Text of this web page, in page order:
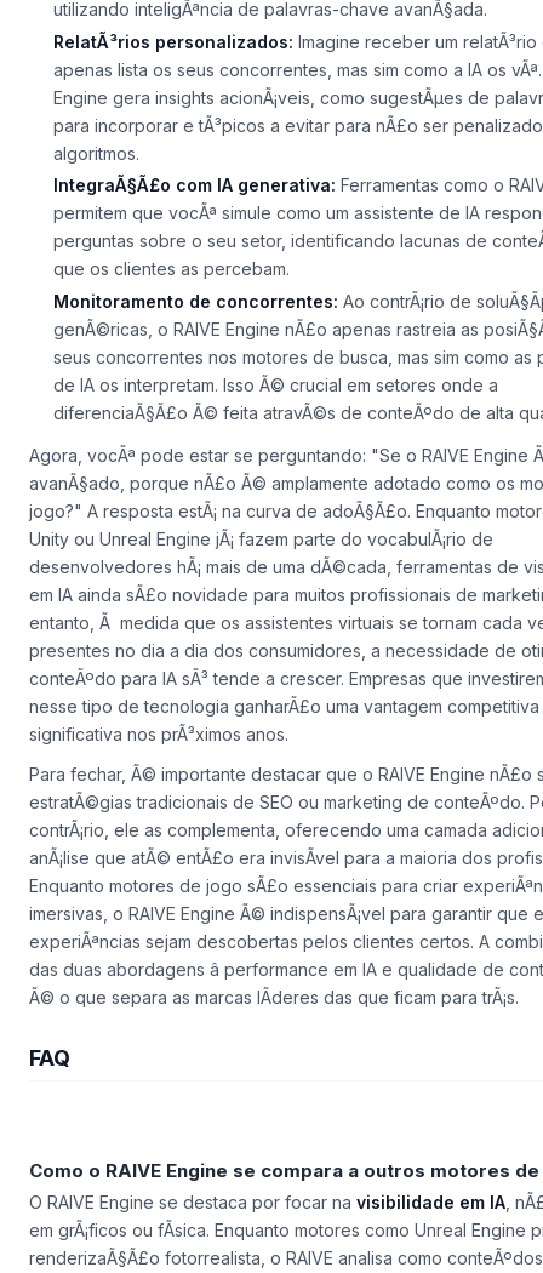
pÃ¡gina do Google; Ã© preciso entender porque a IA
determinados conteÃºdos. O RAIVE Engine decifra esse
utilizando inteligÃªncia de palavras-chave avanÃ§ada.
RelatÃ³rios personalizados:Imagine receber um relatÃ³rio
apenas lista os seus concorrentes, mas simcomo a IA os vÃª
Engine gera insights acionÃ¡veis, como sugestÃµes de
para incorporar e tÃ³picos a evitar para nÃ£o ser
algoritmos.
IntegraÃ§Ã£o com IA generativa:Ferramentas como o
permitem que vocÃª simule como um assistente de IA
perguntas sobre o seu setor, identificando lacunas de
que os clientes as percebam.
Monitoramento de concorrentes: Ao contrÃ¡rio de
genÃ©ricas, o RAIVE Engine nÃ£o apenas rastreia as
seus concorrentes nos motores de busca, mas sim como as
de IA os interpretam. Isso Ã© crucial em setores onde a
diferenciaÃ§Ã£o Ã© feita atravÃ©s de conteÃºdo de alta
Agora, vocÃª pode estar se perguntando:"Se o RAIVE Engine
avanÃ§ado, porque nÃ£o Ã© amplamente adotado como os
jogo?"A resposta estÃ¡ na curva de adoÃ§Ã£o. Enquanto
Unity ou Unreal Engine jÃ¡ fazem parte do vocabulÃ¡rio de
desenvolvedores hÃ¡ mais de uma dÃ©cada, ferramentas de
em IA ainda sÃ£o novidade para muitos profissionais de
entanto, Ã medida que os assistentes virtuais se tornam cada
presentes no dia a dia dos consumidores, a necessidade de
conteÃºdo para IA sÃ³ tende a crescer. Empresas que
nesse tipo de tecnologia ganharÃ£o uma vantagem competitiva
significativa nos prÃ³ximos anos.
Para fechar, Ã© importante destacar que o RAIVE Engine nÃ£o
estratÃ©gias tradicionais de SEO ou marketing de conteÃºdo.
contrÃ¡rio, ele as complementa, oferecendo uma camada
anÃ¡lise que atÃ© entÃ£o era invisÃ­vel para a maioria dos
Enquanto motores de jogo sÃ£o essenciais para criar
imersivas, o RAIVE Engine Ã© indispensÃ¡vel para garantir que
experiÃªncias sejam descobertas pelos clientes certos. A
Ã© o que separa as marcas lÃ­deres das que ficam para trÃ¡s.
Como o RAIVE Engine se compara a outros motores
O RAIVE Engine se destaca por focar navisibilidade em IA,